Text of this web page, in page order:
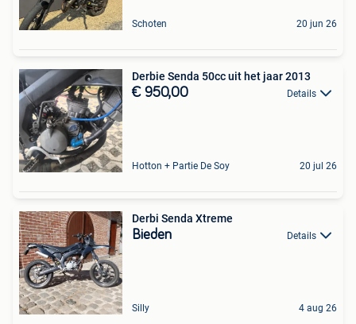
Schoten 20 jun 26
Derbie Senda 50cc uit het jaar 2013
€ 950,00 Details
Hotton + Partie De Soy 20 jul 26
Derbi Senda Xtreme
Bieden Details
Silly 4 aug 26